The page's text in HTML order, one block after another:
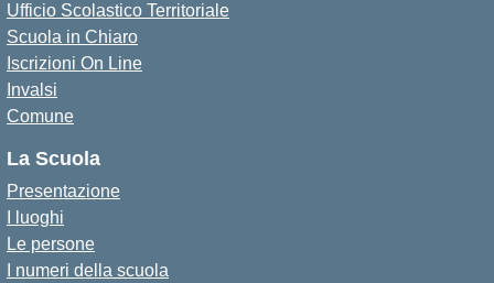
Ufficio Scolastico Territoriale
Scuola in Chiaro
Iscrizioni On Line
Invalsi
Comune
La Scuola
Presentazione
I luoghi
Le persone
I numeri della scuola